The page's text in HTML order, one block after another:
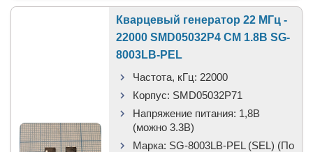
Кварцевый генератор 22 МГц -
22000 SMD05032P4 CM 1.8В SG-
8003LB-PEL
Частота, кГц: 22000
Корпус: SMD05032P71
Напряжение питания: 1,8В
(можно 3.3В)
Марка: SG-8003LB-PEL (SEL) (По